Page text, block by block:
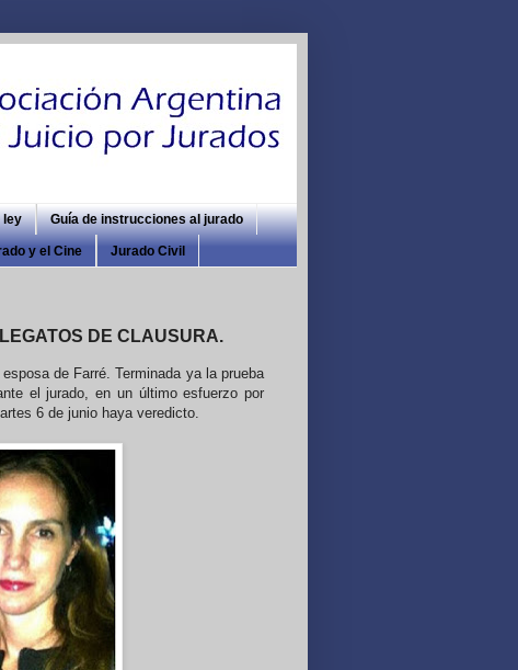
ley Guía de instrucciones al jurado
y el Cine Jurado Civil
DE CLAUSURA.
de Farré. Terminada ya la prueba
el jurado, en un último esfuerzo por
6 de junio haya veredicto.